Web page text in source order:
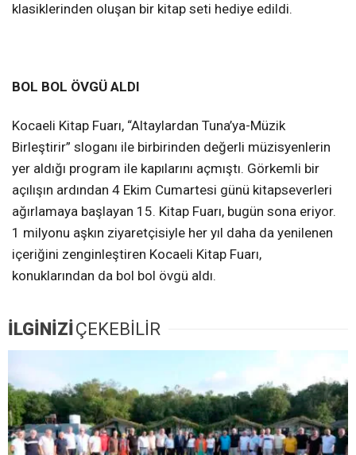
klasiklerinden oluşan bir kitap seti hediye edildi.
BOL BOL ÖVGÜ ALDI
Kocaeli Kitap Fuarı, “Altaylardan Tuna’ya-Müzik
Birleştirir” sloganı ile birbirinden değerli müzisyenlerin
yer aldığı program ile kapılarını açmıştı. Görkemli bir
açılışın ardından 4 Ekim Cumartesi günü kitapseverleri
ağırlamaya başlayan 15. Kitap Fuarı, bugün sona eriyor.
1 milyonu aşkın ziyaretçisiyle her yıl daha da yenilenen
içeriğini zenginleştiren Kocaeli Kitap Fuarı,
konuklarından da bol bol övgü aldı.
İLGİNİZİ ÇEKEBİLİR